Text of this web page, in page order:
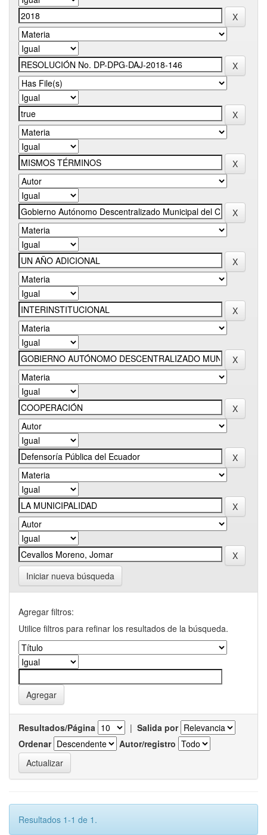
Iniciar nueva búsqueda
Agregar filtros:
Utilice filtros para refinar los resultados de la búsqueda.
Resultados/Página | Salida por
Ordenar
Autor/registro
Resultados 1-1 de 1.